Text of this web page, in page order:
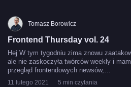
Tomasz Borowicz
Frontend Thursday vol. 24
Hej W tym tygodniu zima znowu
ale nie zaskoczyła twórców weekly i
przegląd frontendowych newsów,…
11 lutego 2021 5 min czytania